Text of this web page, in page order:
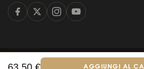
AGGIUNGI AL
Tendance Parfums —